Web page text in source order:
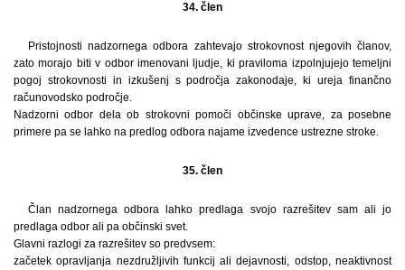
34. člen
Pristojnosti nadzornega odbora zahtevajo strokovnost njegovih članov,
zato morajo biti v odbor imenovani ljudje, ki praviloma izpolnjujejo temeljni
pogoj strokovnosti in izkušenj s področja zakonodaje, ki ureja finančno
računovodsko področje.
Nadzorni odbor dela ob strokovni pomoči občinske uprave, za posebne
primere pa se lahko na predlog odbora najame izvedence ustrezne stroke.
35. člen
Član nadzornega odbora lahko predlaga svojo razrešitev sam ali jo
predlaga odbor ali pa občinski svet.
Glavni razlogi za razrešitev so predvsem:
začetek opravljanja nezdružljivih funkcij ali dejavnosti, odstop, neaktivnost